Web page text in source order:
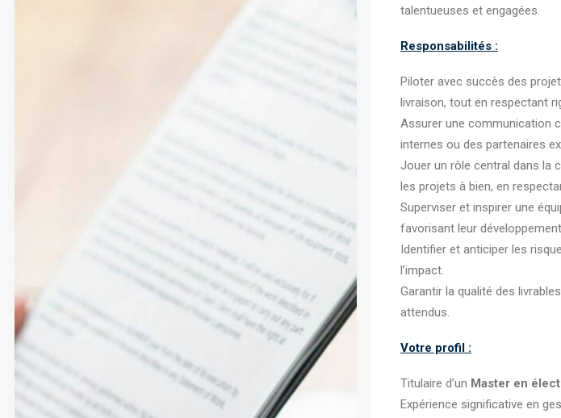
talentueuses et engagées.
Responsabilités :
Piloter avec succès des
livraison, tout en respectant
Assurer une communication
internes ou des partenaires
Jouer un rôle central dans la
les projets à bien, en
Superviser et inspirer une
favorisant leur
Identifier et anticiper les
l’impact.
Garantir la qualité des
attendus.
Votre profil :
Titulaire d’un Master en
Expérience significative en